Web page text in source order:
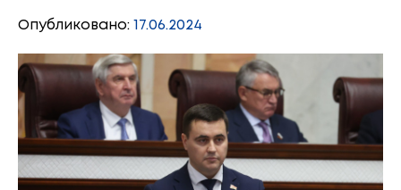
Опубликовано: 17.06.2024